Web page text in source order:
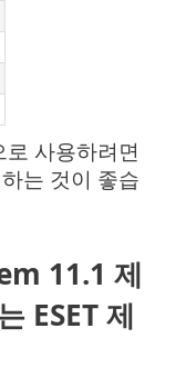
로 사용하려면
는 것이 좋습
11.1 제
ESET 제